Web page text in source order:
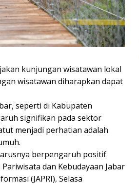
kunjungan wisatawan lokal
wisatawan diharapkan dapat
seperti di Kabupaten
signifikan pada sektor
menjadi perhatian adalah
berpengaruh positif
dan Kebudayaan Jabar
(JAPRI), Selasa